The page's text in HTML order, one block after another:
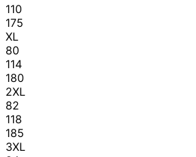
110
175
XL
80
114
180
2XL
82
118
185
3XL